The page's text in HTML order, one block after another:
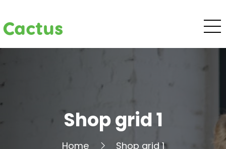
Cactus
Shop grid 1
Home Shop grid 1